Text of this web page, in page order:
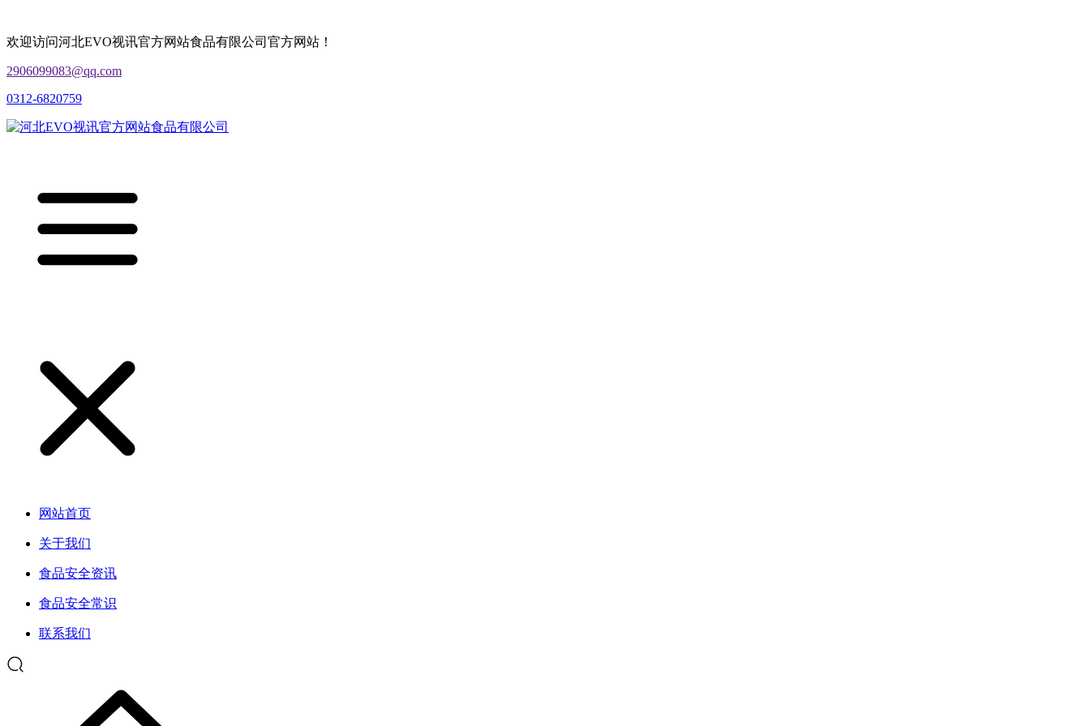
欢迎访问河北EVO视讯官方网站食品有限公司官方网站！
2906099083@qq.com
0312-6820759
网站首页
关于我们
食品安全资讯
食品安全常识
联系我们